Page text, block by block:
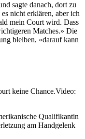
sagte danach, dort zu
nicht erklären, aber ich
mein Court wird. Dass
Matches.» Die
bleiben, «darauf kann
keine Chance.Video:
Qualifikantin
am Handgelenk